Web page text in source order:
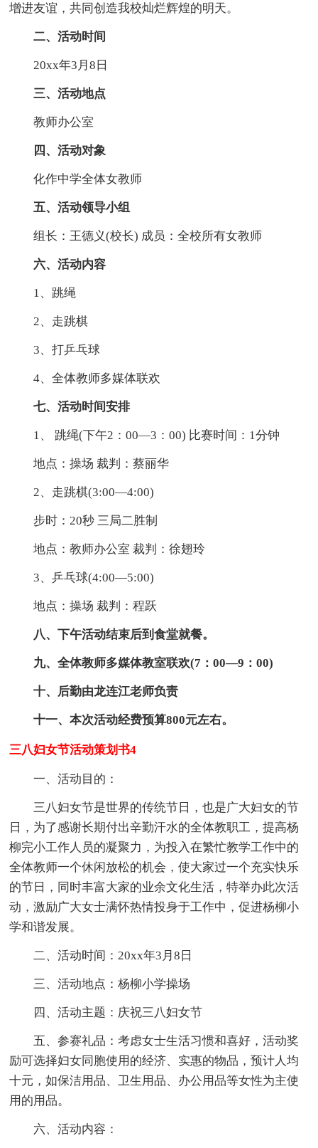
增进友谊，共同创造我校灿烂辉煌的明天。
二、活动时间
20xx年3月8日
三、活动地点
教师办公室
四、活动对象
化作中学全体女教师
五、活动领导小组
组长：王德义(校长) 成员：全校所有女教师
六、活动内容
1、跳绳
2、走跳棋
3、打乒乓球
4、全体教师多媒体联欢
七、活动时间安排
1、 跳绳(下午2：00—3：00) 比赛时间：1分钟
地点：操场 裁判：蔡丽华
2、走跳棋(3:00—4:00)
步时：20秒 三局二胜制
地点：教师办公室 裁判：徐翅玲
3、乒乓球(4:00—5:00)
地点：操场 裁判：程跃
八、下午活动结束后到食堂就餐。
九、全体教师多媒体教室联欢(7：00—9：00)
十、后勤由龙连江老师负责
十一、本次活动经费预算800元左右。
三八妇女节活动策划书4
一、活动目的：
三八妇女节是世界的传统节日，也是广大妇女的节
日，为了感谢长期付出辛勤汗水的全体教职工，提高杨
柳完小工作人员的凝聚力，为投入在繁忙教学工作中的
全体教师一个休闲放松的机会，使大家过一个充实快乐
的节日，同时丰富大家的业余文化生活，特举办此次活
动，激励广大女士满怀热情投身于工作中，促进杨柳小
学和谐发展。
二、活动时间：20xx年3月8日
三、活动地点：杨柳小学操场
四、活动主题：庆祝三八妇女节
五、参赛礼品：考虑女士生活习惯和喜好，活动奖
励可选择妇女同胞使用的经济、实惠的物品，预计人均
十元，如保洁用品、卫生用品、办公用品等女性为主使
用的用品。
六、活动内容：